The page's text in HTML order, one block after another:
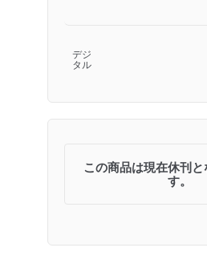
デジ
タル
この商品は現在休刊と
す。